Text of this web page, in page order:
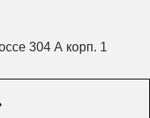
304 А корп. 1